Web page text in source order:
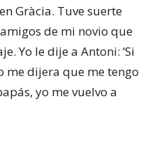
Gràcia. Tuve suerte
de mi novio que
Yo le dije a Antoni: ‘Si
me dijera que me tengo
yo me vuelvo a